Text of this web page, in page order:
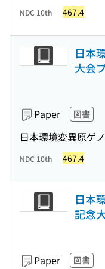
NDC 10th 467.4
日本
大会
Paper 図書
日本環境変異原ゲ
NDC 10th 467.4
日本
記念
Paper 図書